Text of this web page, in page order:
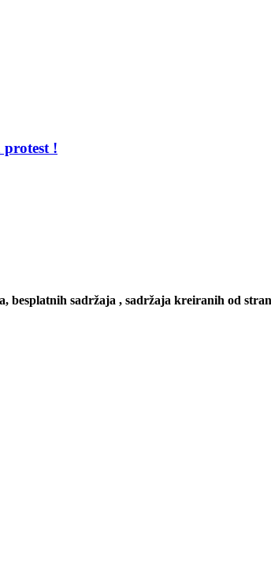
protest !
besplatnih sadržaja , sadržaja kreiranih od